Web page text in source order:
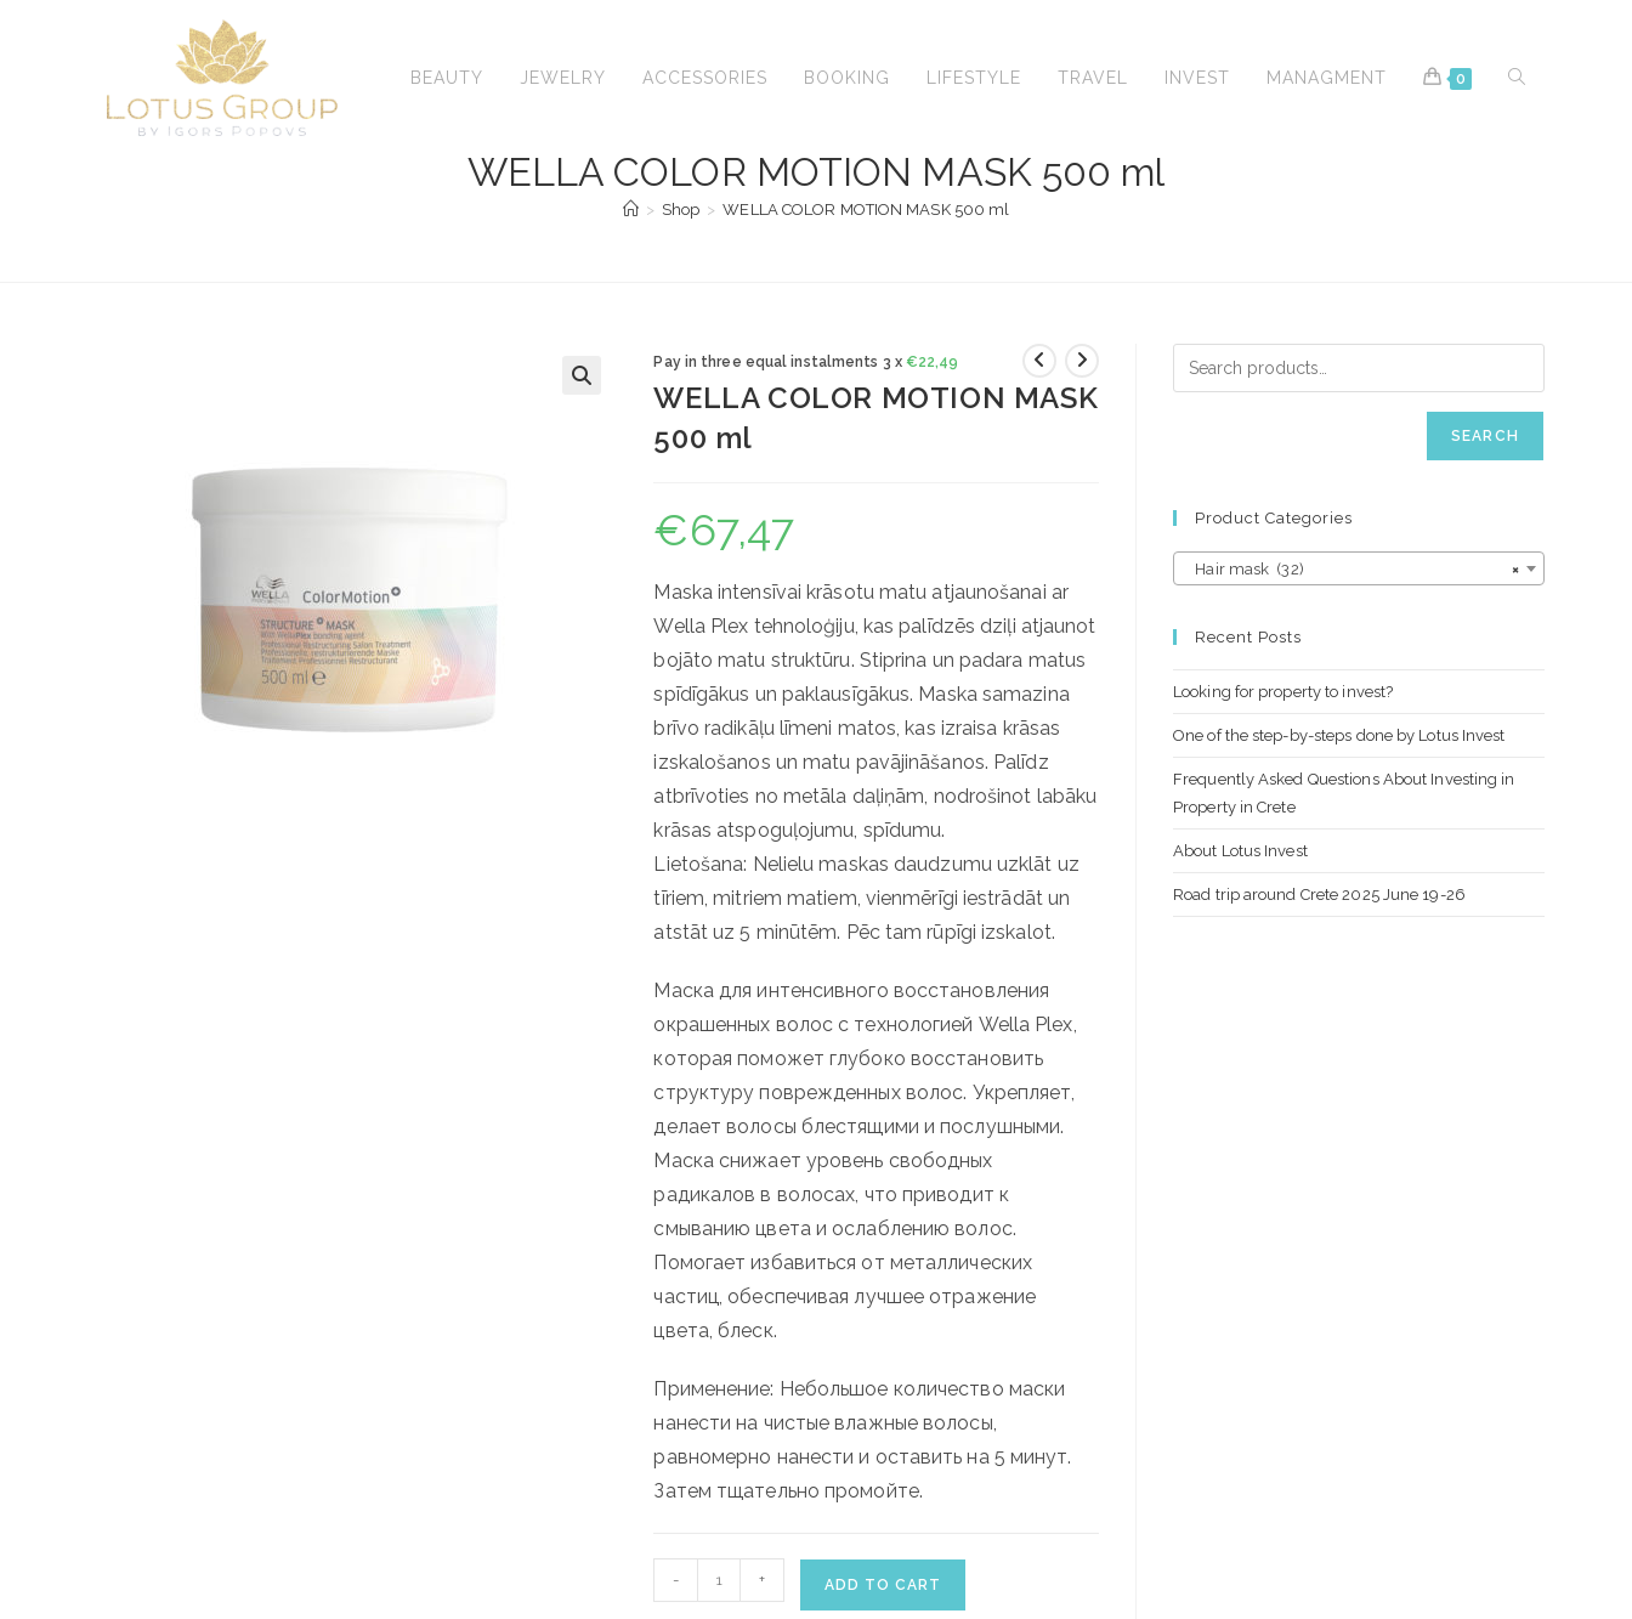
BEAUTY JEWELRY ACCESSORIES BOOKING LIFESTYLE TRAVEL INVEST MANAGMENT 0 TOGGLE
SEARCH
WELLA COLOR MOTION MASK 500 ml
> Shop > WELLA COLOR MOTION MASK 500 ml
Pay in three equal instalments 3 x €22,49
WELLA COLOR MOTION MASK
500 ml
€67,47
Maska ​​intensīvai krāsotu matu atjaunošanai ar
Wella Plex tehnoloģiju, kas palīdzēs dziļi atjaunot
bojāto matu struktūru. Stiprina un padara matus
spīdīgākus un paklausīgākus. Maska samazina
brīvo radikāļu līmeni matos, kas izraisa krāsas
izskalošanos un matu pavājināšanos. Palīdz
atbrīvoties no metāla daļiņām, nodrošinot labāku
krāsas atspoguļojumu, spīdumu.
Lietošana: Nelielu maskas daudzumu uzklāt uz
tīriem, mitriem matiem, vienmērīgi iestrādāt un
atstāt uz 5 minūtēm. Pēc tam rūpīgi izskalot.
Маска для интенсивного восстановления
окрашенных волос с технологией Wella Plex,
которая поможет глубоко восстановить
структуру поврежденных волос. Укрепляет,
делает волосы блестящими и послушными.
Маска снижает уровень свободных
радикалов в волосах, что приводит к
смыванию цвета и ослаблению волос.
Помогает избавиться от металлических
частиц, обеспечивая лучшее отражение
цвета, блеск.
Применение: Небольшое количество маски
нанести на чистые влажные волосы,
равномерно нанести и оставить на 5 минут.
Затем тщательно промойте.
COLOR
- + ADD TO CART
SEARCH
Product Categories
×
Hair mask (32)
Recent Posts
Looking for property to invest?
One of the step-by-steps done by Lotus Invest
Frequently Asked Questions About Investing in
Property in Crete
About Lotus Invest
Road trip around Crete 2025 June 19-26